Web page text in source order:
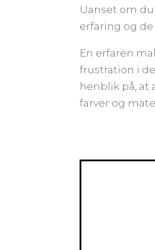
Uanset om
erfaring og
En erfaren
frustration i
henblik på,
farver og